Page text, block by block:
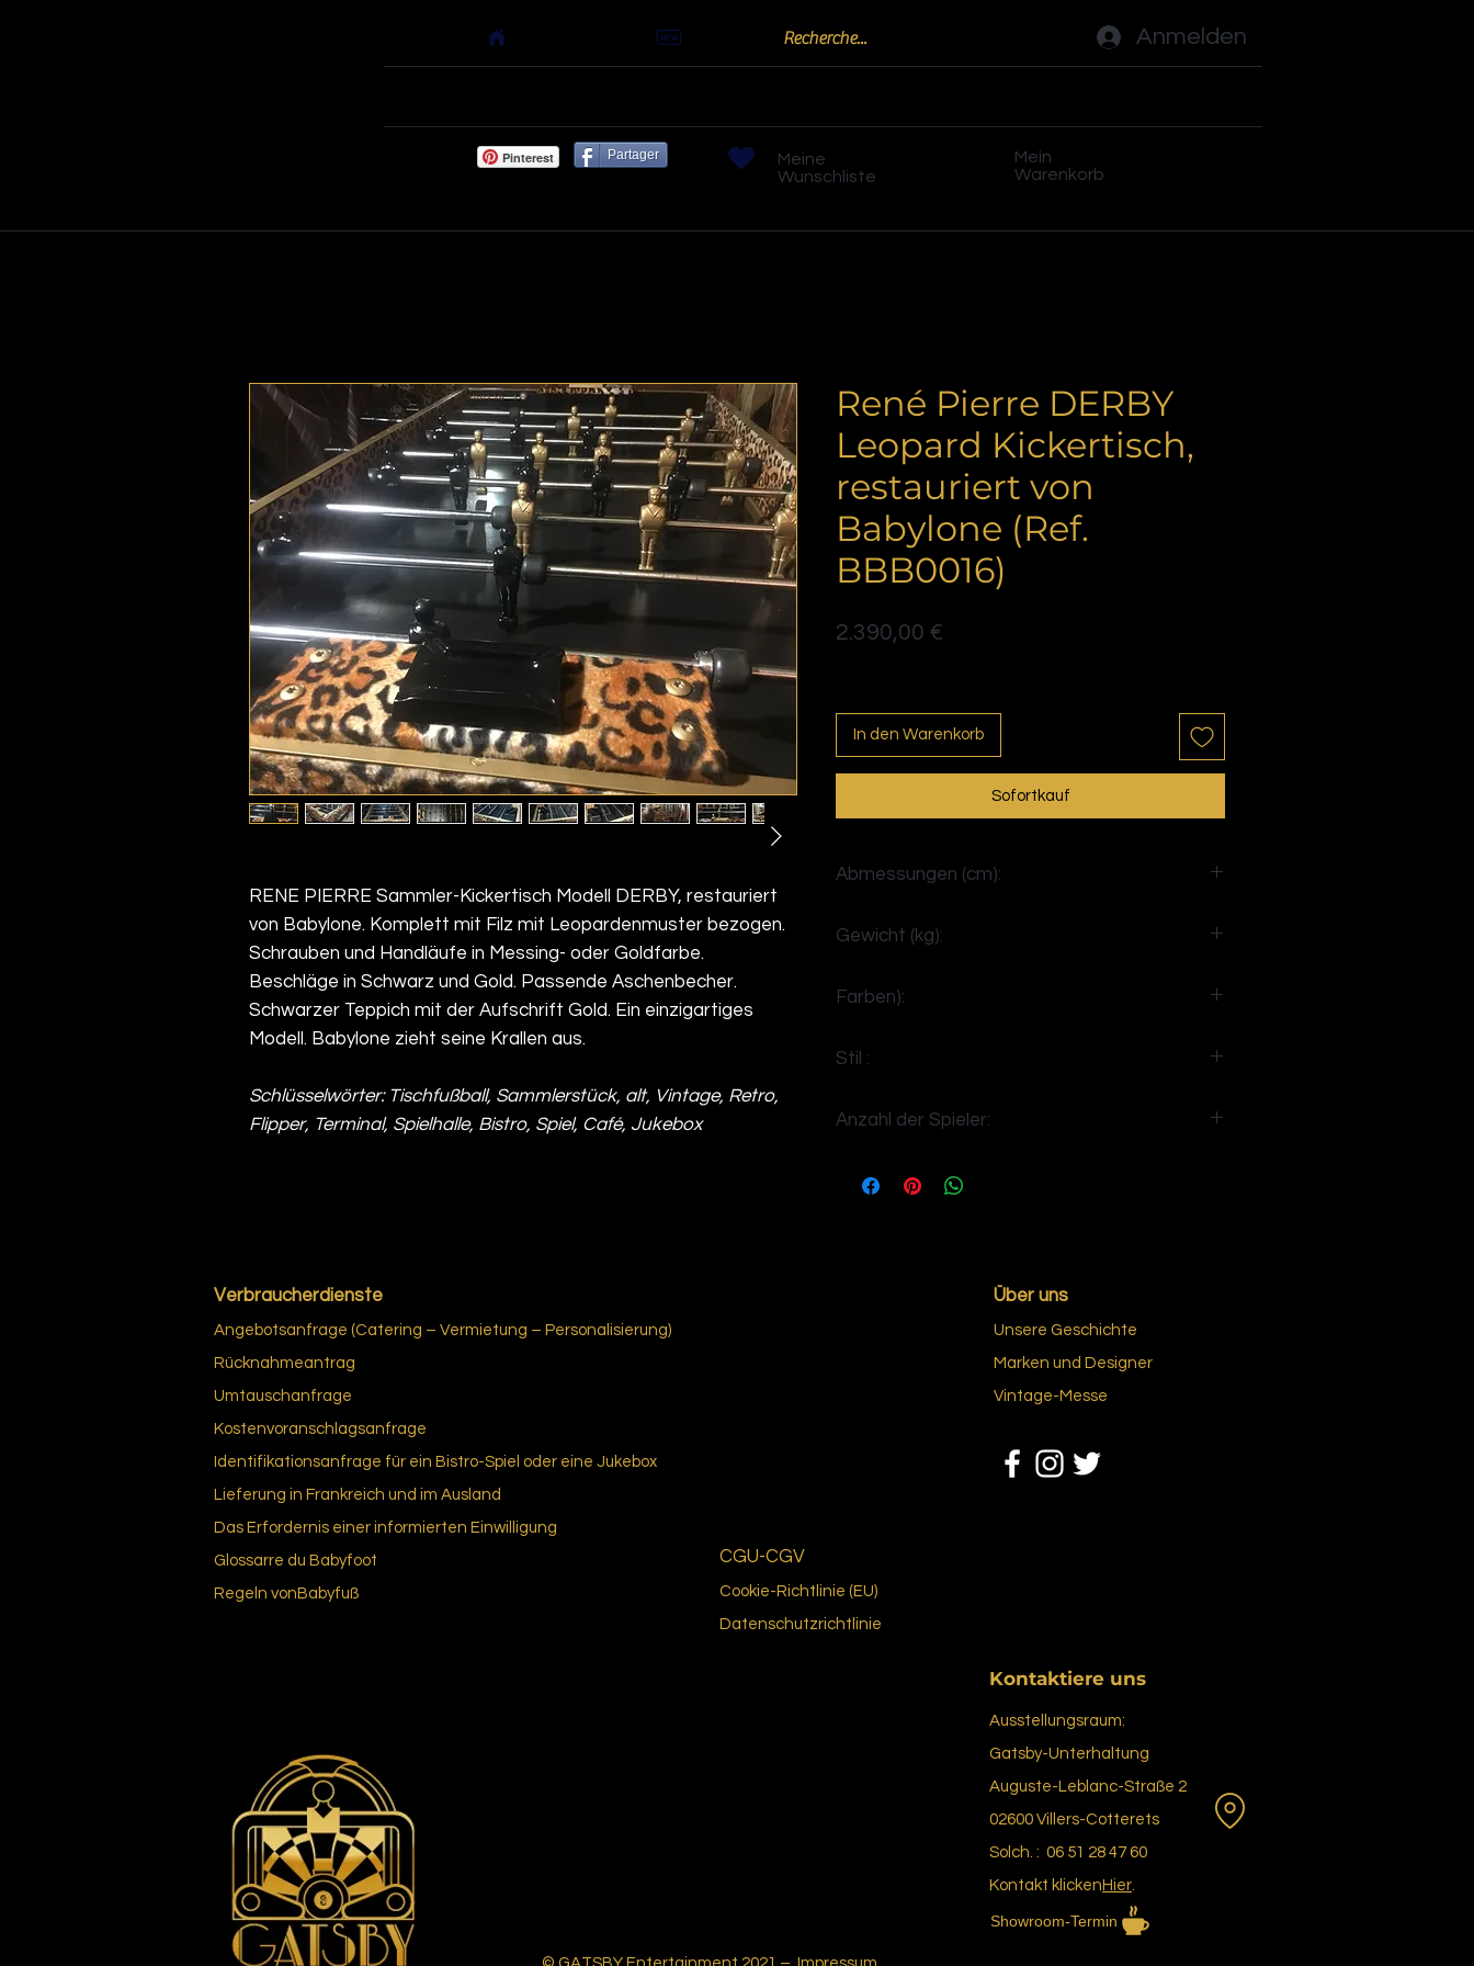
Anmelden
Pinterest Partager
Meine
Wunschliste
Mein
Warenkorb
RENE PIERRE Sammler-Kickertisch Modell DERBY, restauriert
von Babylone. Komplett mit Filz mit Leopardenmuster bezogen.
Schrauben und Handläufe in Messing- oder Goldfarbe.
Beschläge in Schwarz und Gold. Passende Aschenbecher.
Schwarzer Teppich mit der Aufschrift Gold. Ein einzigartiges
Modell. Babylone zieht seine Krallen aus.
Schlüsselwörter: Tischfußball, Sammlerstück, alt, Vintage, Retro,
Flipper, Terminal, Spielhalle, Bistro, Spiel, Café, Jukebox
René Pierre DERBY
Leopard Kickertisch,
restauriert von
Babylone (Ref.
BBB0016)
2.390,00 €
In den Warenkorb
Sofortkauf
Abmessungen (cm):
Gewicht (kg):
Farben):
Stil :
Anzahl der Spieler:
Verbraucherdienste
Angebotsanfrage (Catering – Vermietung – Personalisierung)
Rücknahmeantrag
Umtauschanfrage
Kostenvoranschlagsanfrage
Identifikationsanfrage für ein Bistro-Spiel oder eine Jukebox
Lieferung in Frankreich und im Ausland
Das Erfordernis einer informierten Einwilligung
Glossarre du Babyfoot
Regeln vonBabyfuß
CGU-CGV
Cookie-Richtlinie (EU)
Datenschutzrichtlinie
Über uns
Unsere Geschichte
Marken und Designer
Vintage-Messe
Kontaktiere uns
Ausstellungsraum:
Gatsby-Unterhaltung
Auguste-Leblanc-Straße 2
02600 Villers-Cotterets
Solch. : 06 51 28 47 60
Kontakt klickenHier
Showroom-Termin
© GATSBY Entertainment 2021 – Impressum